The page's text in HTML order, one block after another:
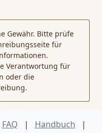
Gewähr. Bitte prüfe
für
Verantwortung für
oder die
FAQ | Handbuch
|